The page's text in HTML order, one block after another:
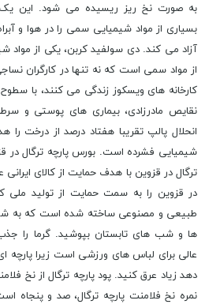
به صورت نخ ریز ریسیده می‌ شود. این یک
بسیاری از مواد شیمیایی سمی را در هوا و
آزاد می کند. دی سولفید کربن، یکی از مواد
از مواد سمی است که نه تنها در کارگران
کارخانه های ویسکوز زندگی می کنند، با سطوح
نقایص مادرزادی، بیماری های پوستی و
انحلال پالپ تقریبا هفتاد درصد از درخت
شیمیایی فشرده است. بورس پارچه ترگال در
ترگال در قزوین با هدف حمایت از کالای ایرانی
در قزوین را به سمت حمایت از تولید ملی
طبیعی و مصنوعی ساخته شده است که به
ها و شب های تابستان بپوشید. گرما را
عالی برای لباس های ورزشی است زیرا پارچه
دهد زیاد عرق کنید. پود پارچه ترگال از نخ
نمره نخ فلامنت پارچه ترگال، صد و پنجاه